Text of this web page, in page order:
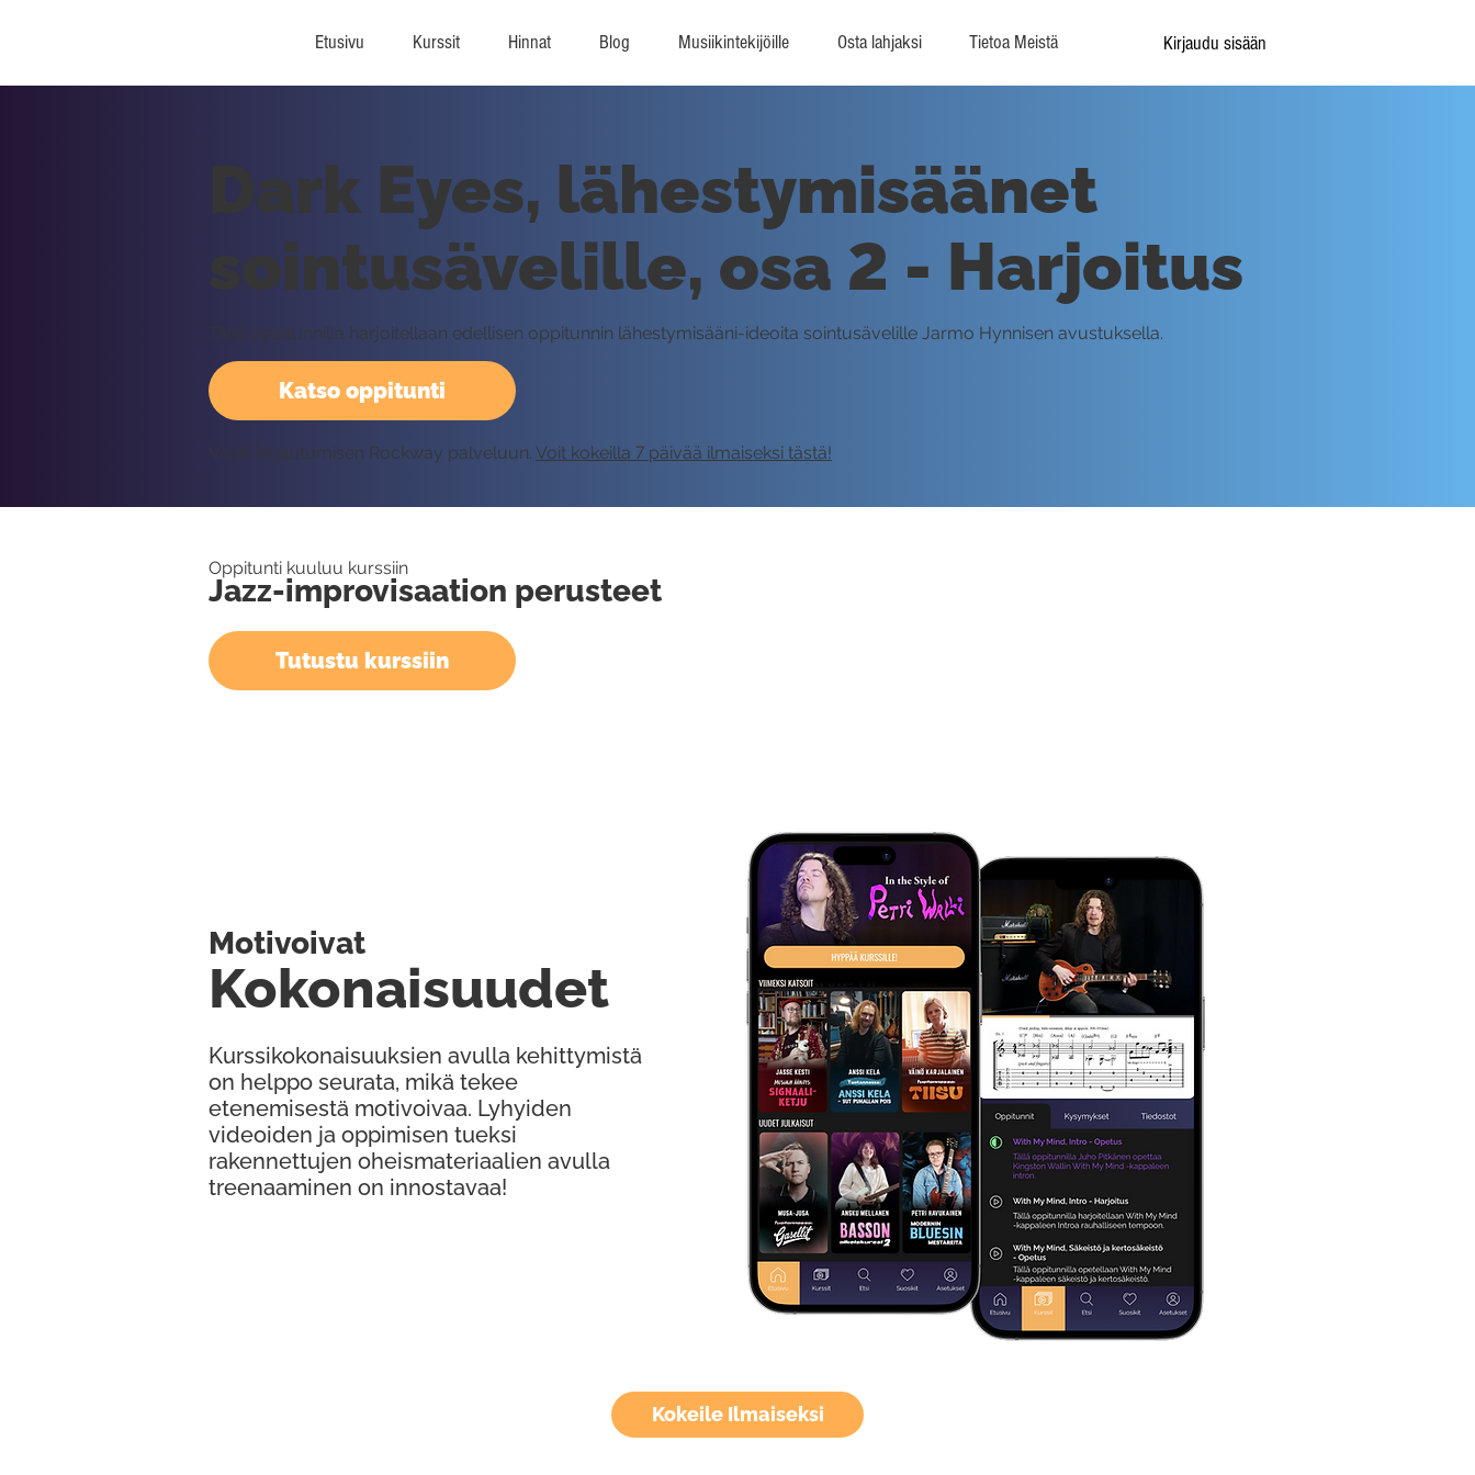
Etusivu Kurssit Hinnat Blog Musiikintekijöille Osta lahjaksi Tietoa Meistä Kirjaudu sisään
Kokeile Ilmaiseksi
Katso oppitunti
Dark Eyes, lähestymisäänet
sointusävelille, osa 2 - Harjoitus
Tällä oppitunnilla harjoitellaan edellisen oppitunnin lähestymisääni-ideoita sointusävelille Jarmo Hynnisen avustuksella.
Vaatii kirjautumisen Rockway palveluun. Voit kokeilla 7 päivää ilmaiseksi tästä!
Oppitunti kuuluu kurssiin
Jazz-improvisaation perusteet
Tutustu kurssiin
Kurssikokonaisuuksien avulla kehittymistä
on helppo seurata, mikä tekee
etenemisestä motivoivaa. Lyhyiden
videoiden ja oppimisen tueksi
rakennettujen oheismateriaalien avulla
treenaaminen on innostavaa!
Kokonaisuudet
Motivoivat